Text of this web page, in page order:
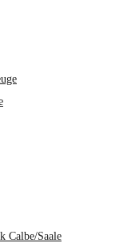
Calbe/Saale